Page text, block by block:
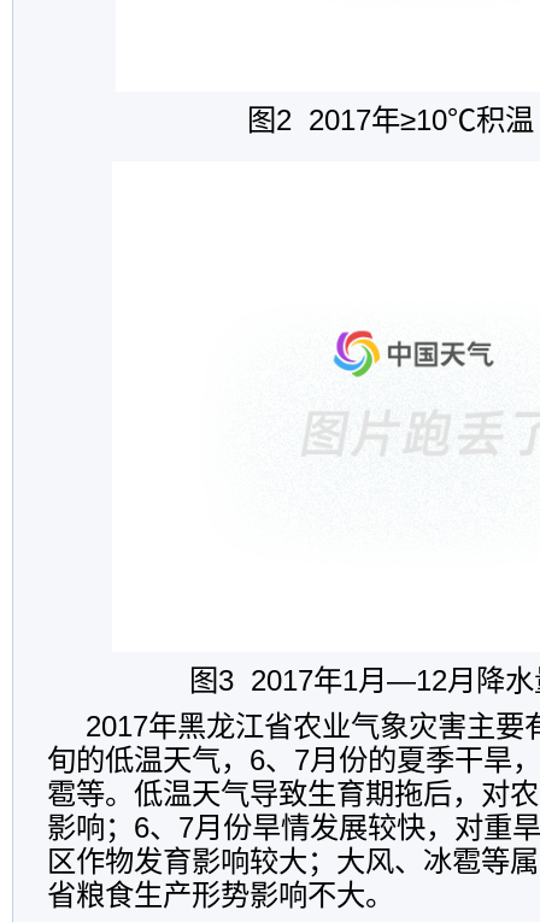
图2 2017年≥10℃积
图3 2017年1月—12月降水
2017年黑龙江省农业气象灾害主要
旬的低温天气，6、7月份的夏季干旱
雹等。低温天气导致生育期拖后，对
影响；6、7月份旱情发展较快，对重
区作物发育影响较大；大风、冰雹等
省粮食生产形势影响不大。